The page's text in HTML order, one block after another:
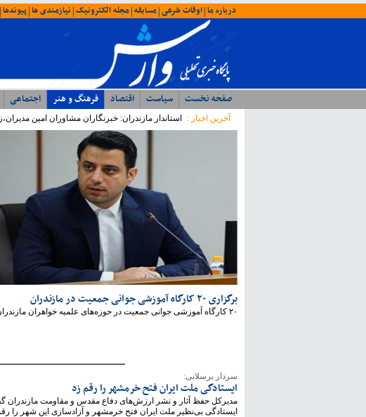
درباره ما| اوقات شرعی| مسابقه| مجله الکترونیک| نیازمندی ها| پیوندها|
صفحه نخست سیاست اقتصاد فرهنگ و هنر اجتماعی
آخرین اخبار : استاندار مازندران: خبرنگاران مشاوران امین
برگزاری ۲۰ کارگاه آموزشی جوانی جمعیت در مازندران
۲۰ کارگاه آموزشی جوانی جمعیت در حوزه‌های علمیه خواهران مازندران برگزار شد.
سردار برسلانی:
ایستادگی ملت ایران فتح خرمشهر را رقم زد
مدیرکل حفظ آثار و نشر ارزش‌های دفاع مقدس و مقاومت مازندران
ایستادگی بی‌نظیر ملت ایران فتح خرمشهر و آزادسازی این شهر را